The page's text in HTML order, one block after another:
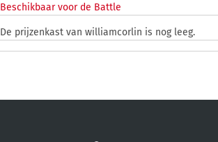
Beschikbaar voor de Battle
De prijzenkast van williamcorlin is nog leeg.